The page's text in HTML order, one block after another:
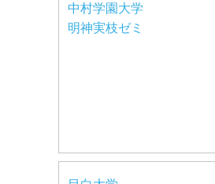
中村学園大学
明神実枝ゼミ